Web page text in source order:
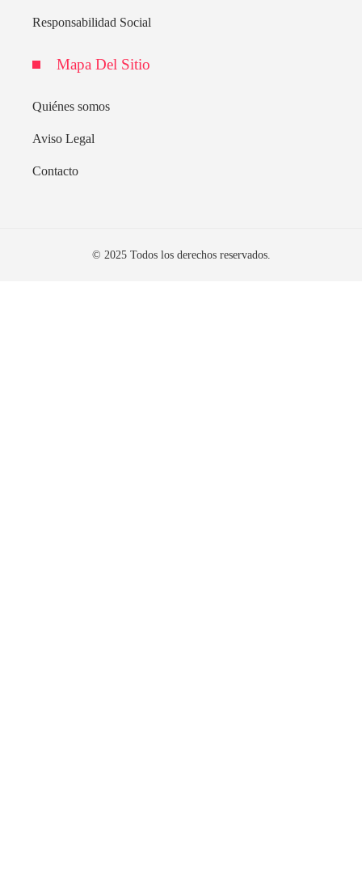
Responsabilidad Social
Mapa Del Sitio
Quiénes somos
Aviso Legal
Contacto
© 2025 Todos los derechos reservados.